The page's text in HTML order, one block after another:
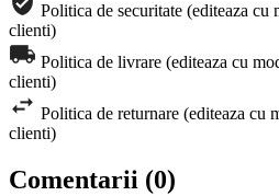
Politica de securitate (editeaza cu
clienti)
Politica de livrare (editeaza cu
clienti)
Politica de returnare (editeaza cu
clienti)
Comentarii (0)